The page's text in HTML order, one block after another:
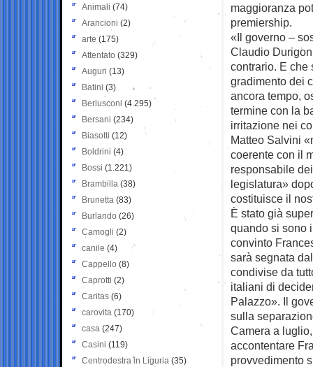
maggioranza
premiership.
«Il governo –
Claudio
contrario. E che
gradimento dei
ancora tempo,
termine con la
irritazione nei
Matteo Salvini
coerente con il
responsabile
legislatura»
costituisce il
È stato già
quando si sono
convinto
sarà segnata
condivise da
italiani di
Palazzo». Il
sulla
Camera a
accontentare
provvedimento
Animali (74)
Arancioni (2)
arte (175)
Attentato (329)
Auguri (13)
Batini (3)
Berlusconi (4.295)
Bersani (234)
Biasotti (12)
Boldrini (4)
Bossi (1.221)
Brambilla (38)
Brunetta (83)
Burlando (26)
Camogli (2)
canile (4)
Cappello (8)
Caprotti (2)
Caritas (6)
carovita (170)
casa (247)
Casini (119)
Centrodestra in Liguria (35)